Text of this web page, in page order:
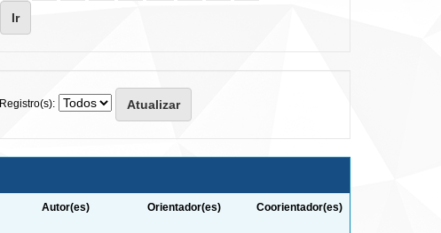
Registro(s):
Autor(es) Orientador(es) Coorientador(es)